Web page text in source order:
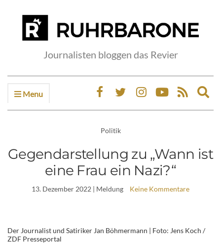
Journalisten bloggen das Revier
Menu
Politik
Gegendarstellung zu „Wann ist
eine Frau ein Nazi?“
13. Dezember 2022 | Meldung Keine Kommentare
Der Journalist und Satiriker Jan Böhmermann | Foto: Jens Koch /
ZDF Presseportal